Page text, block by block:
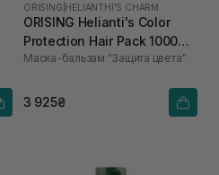
ORISING HELIANTHI'S CHARM
ORISING Helianti's Color
Protection Hair Pack 1000
мл
Маска-бальзам "Защита цвета"
3 925₴